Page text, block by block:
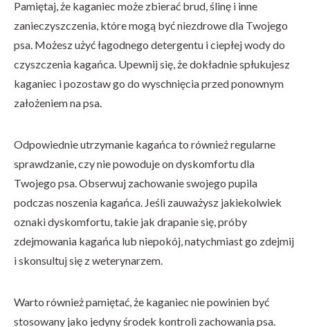
Pamiętaj, że kaganiec może zbierać brud, ślinę i inne
zanieczyszczenia, które mogą być niezdrowe dla Twojego
psa. Możesz użyć łagodnego detergentu i ciepłej wody do
czyszczenia kagańca. Upewnij się, że dokładnie spłukujesz
kaganiec i pozostaw go do wyschnięcia przed ponownym
założeniem na psa.
Odpowiednie utrzymanie kagańca to również regularne
sprawdzanie, czy nie powoduje on dyskomfortu dla
Twojego psa. Obserwuj zachowanie swojego pupila
podczas noszenia kagańca. Jeśli zauważysz jakiekolwiek
oznaki dyskomfortu, takie jak drapanie się, próby
zdejmowania kagańca lub niepokój, natychmiast go zdejmij
i skonsultuj się z weterynarzem.
Warto również pamiętać, że kaganiec nie powinien być
stosowany jako jedyny środek kontroli zachowania psa.